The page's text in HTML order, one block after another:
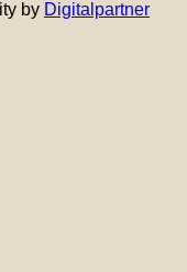
by Digitalpartner